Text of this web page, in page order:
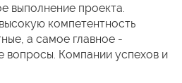
выполнение проекта.
компетентность
а самое главное -
вопросы. Компании успехов и